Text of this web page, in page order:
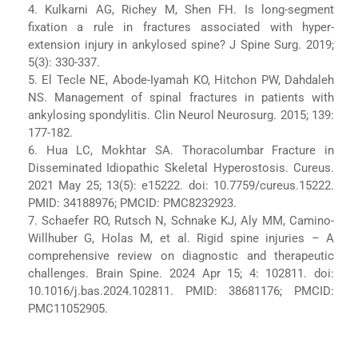
4. Kulkarni AG, Richey M, Shen FH. Is long-segment
fixation a rule in fractures associated with hyper-
extension injury in ankylosed spine? J Spine Surg. 2019;
5(3): 330-337.
5. El Tecle NE, Abode-Iyamah KO, Hitchon PW, Dahdaleh
NS. Management of spinal fractures in patients with
ankylosing spondylitis. Clin Neurol Neurosurg. 2015; 139:
177-182.
6. Hua LC, Mokhtar SA. Thoracolumbar Fracture in
Disseminated Idiopathic Skeletal Hyperostosis. Cureus.
2021 May 25; 13(5): e15222. doi: 10.7759/cureus.15222.
PMID: 34188976; PMCID: PMC8232923.
7. Schaefer RO, Rutsch N, Schnake KJ, Aly MM, Camino-
Willhuber G, Holas M, et al. Rigid spine injuries – A
comprehensive review on diagnostic and therapeutic
challenges. Brain Spine. 2024 Apr 15; 4: 102811. doi:
10.1016/j.bas.2024.102811. PMID: 38681176; PMCID:
PMC11052905.